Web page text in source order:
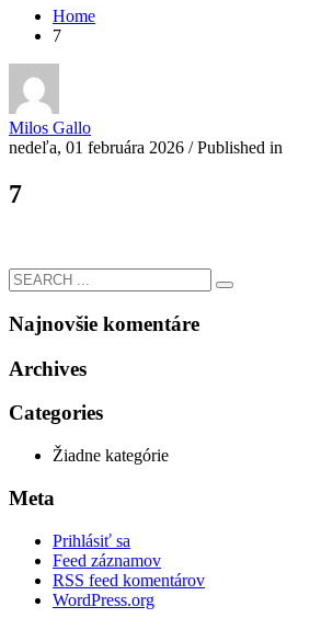
Home
7
Milos Gallo
nedeľa, 01 februára 2026 /Published in
7
Najnovšie komentáre
Archives
Categories
Žiadne kategórie
Meta
Prihlásiť sa
Feed záznamov
RSS feed komentárov
WordPress.org